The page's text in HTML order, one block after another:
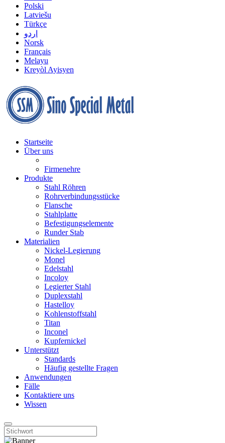
Polski
Latviešu
Türkçe
اردو
Norsk
Français
Melayu
Kreyòl Ayisyen
Startseite
Über uns
Firmenehre
Produkte
Stahl Röhren
Rohrverbindungsstücke
Flansche
Stahlplatte
Befestigungselemente
Runder Stab
Materialien
Nickel-Legierung
Monel
Edelstahl
Incoloy
Legierter Stahl
Duplexstahl
Hastelloy
Kohlenstoffstahl
Titan
Inconel
Kupfernickel
Unterstützt
Standards
Häufig gestellte Fragen
Anwendungen
Fälle
Kontaktiere uns
Wissen